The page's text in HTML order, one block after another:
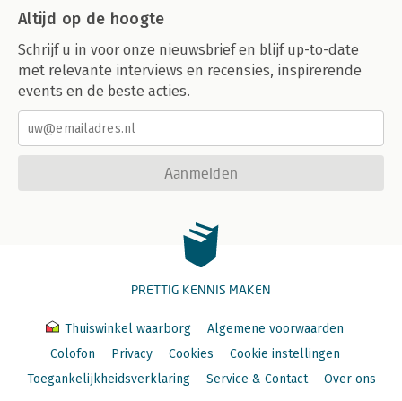
Altijd op de hoogte
Schrijf u in voor onze nieuwsbrief en blijf up-to-date
met relevante interviews en recensies, inspirerende
events en de beste acties.
Aanmelden
PRETTIG KENNIS MAKEN
Thuiswinkel waarborg
Algemene voorwaarden
Colofon
Privacy Cookies
Cookie instellingen
Toegankelijkheidsverklaring
Service & Contact Over ons